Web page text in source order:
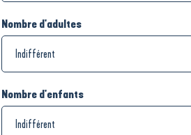
Nombre d'adultes
Nombre d'enfants